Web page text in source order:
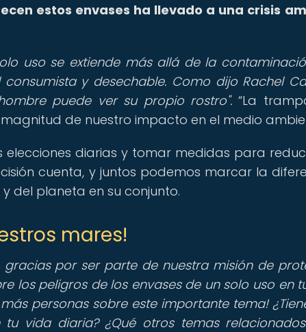
estos envases ha llevado a una crisis
uso se extiende más allá de la
y desechable. Como dijo Rachel
puede ver su propio rostro".
La
de nuestro impacto en el medio
elecciones diarias y tomar medidas para
cuenta, y juntos podemos marcar la
del planeta en su conjunto.
mares!
gracias por ser parte de nuestra misión de
los peligros de los envases de un solo uso en
personas sobre este importante tema!
vida diaria? ¿Qué otros temas